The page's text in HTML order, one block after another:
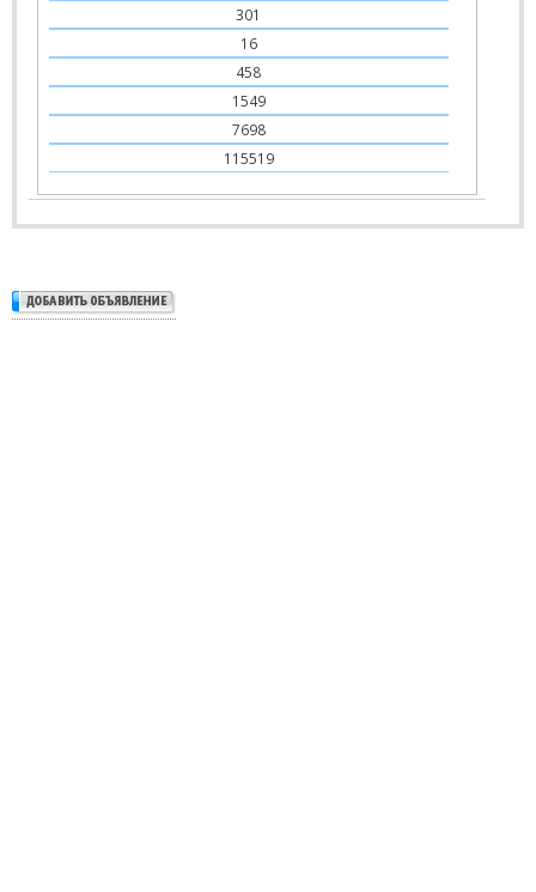
301
16
458
1549
7698
115519